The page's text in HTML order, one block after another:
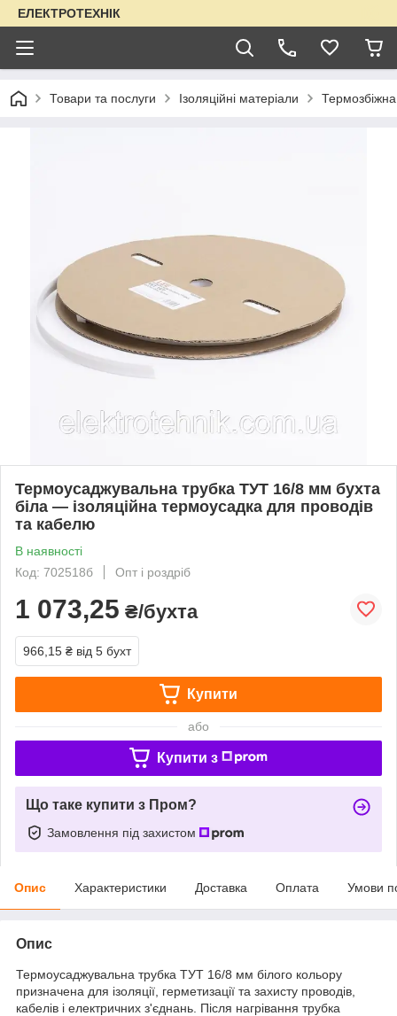
ЕЛЕКТРОТЕХНІК
Товари та послуги Ізоляційні матеріали
Термоусаджувальна трубка ТУТ 16/8 мм бухта
біла — ізоляційна термоусадка для проводів
та кабелю
В наявності
Код: 702518б
Опт і роздріб
1 073,25 ₴/бухта
966,15 ₴ від 5 бухт
Купити
або
Купити з
Що таке купити з Пром?
Замовлення під захистом
Опис Характеристики Доставка Оплата Умови
Опис
Термоусаджувальна трубка ТУТ 16/8 мм білого кольору
призначена для ізоляції, герметизації та захисту проводів,
кабелів і електричних з'єднань. Після нагрівання трубка